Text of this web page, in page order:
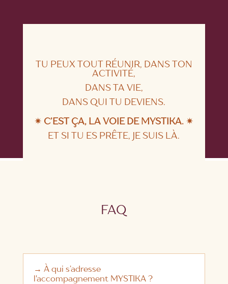
TU PEUX TOUT RÉUNIR, DANS TON
ACTIVITÉ,
DANS TA VIE,
DANS QUI TU DEVIENS.
✴ C’EST ÇA, LA VOIE DE MYSTIKA. ✴
ET SI TU ES PRÊTE, JE SUIS LÀ.
FAQ
→ À qui s’adresse
l'accompagnement MYSTIKA ?